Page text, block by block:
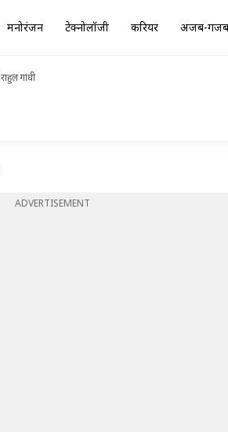
मनोरंजन टेक्नोलॉजी करियर अजब-गजब
राहुल गांधी
ADVERTISEMENT